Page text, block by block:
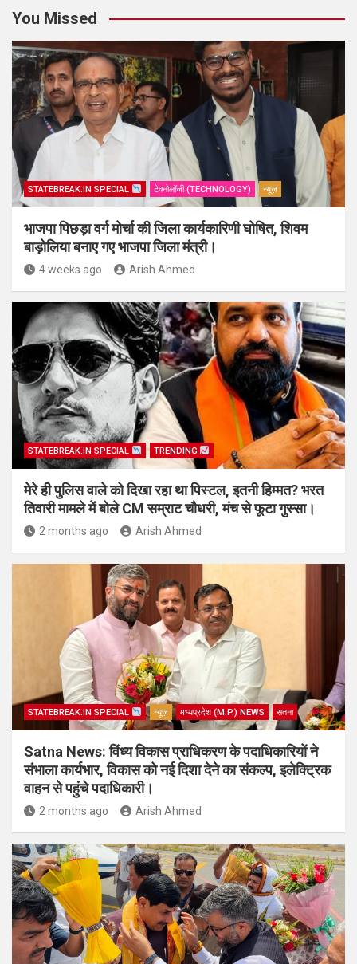
You Missed
STATEBREAK.IN SPECIAL टेक्नोलॉजी (TECHNOLOGY) न्यूज़
भाजपा पिछड़ा वर्ग मोर्चा की जिला कार्यकारिणी घोषित, शिवम
बाड़ोलिया बनाए गए भाजपा जिला मंत्री।
4 weeks ago Arish Ahmed
STATEBREAK.IN SPECIAL TRENDING
मेरे ही पुलिस वाले को दिखा रहा था पिस्टल, इतनी हिम्मत? भरत
तिवारी मामले में बोले CM सम्राट चौधरी, मंच से फूटा गुस्सा।
2 months ago Arish Ahmed
STATEBREAK.IN SPECIAL न्यूज़ मध्यप्रदेश (M.P.) NEWS सतना
Satna News: विंध्य विकास प्राधिकरण के पदाधिकारियों ने
संभाला कार्यभार, विकास को नई दिशा देने का संकल्प, इलेक्ट्रिक
वाहन से पहुंचे पदाधिकारी।
2 months ago Arish Ahmed